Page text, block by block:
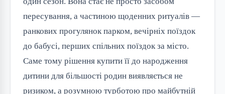
пересування, а частиною щоденних ритуалів —
ранкових прогулянок парком, вечірніх поїздок
до бабусі, перших спільних поїздок за місто.
Саме тому рішення купити її до народження
дитини для більшості родин виявляється не
ризиком, а розумною турботою про майбутній